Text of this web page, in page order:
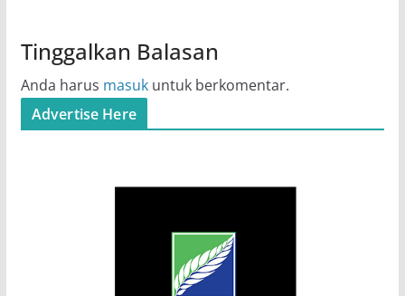
Tinggalkan Balasan
Anda harus masukuntuk berkomentar.
Advertise Here